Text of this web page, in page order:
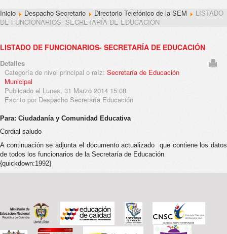
Inicio Despacho Secretario Directorio Telefónico de la SEM
LISTADO
DE FUNCIONARIOS- SECRETARÍA DE EDUCACIÓN
LISTADO DE FUNCIONARIOS- SECRETARÍA DE EDUCACIÓN
Detalles
Categoría de nivel principal o raíz: Secretaría de Educación
Municipal
Publicado el Lunes, 31 Marzo 2014 15:08
Escrito por Despacho Secretaría Educación
Para: Ciudadanía y Comunidad Educativa
Cordial saludo
A continuación se adjunta el documento actualizado que contiene los datos
de todos los funcionarios de la Secretaría de Educación
{quickdown:1992}